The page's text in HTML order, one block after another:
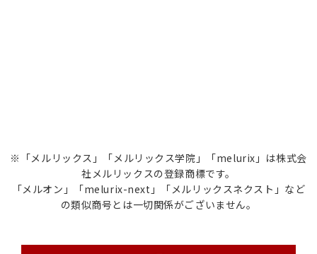
※「メルリックス」「メルリックス学院」「melurix」は株式会
社メルリックスの登録商標です。
「メルオン」「melurix-next」「メルリックスネクスト」など
の類似商号とは一切関係がございません。